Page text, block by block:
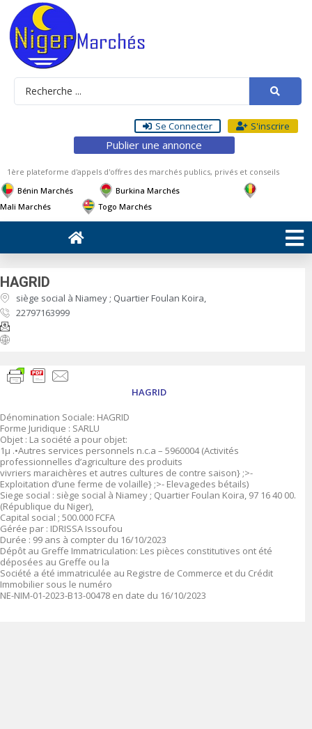
Se Connecter S'inscrire
Publier une annonce
1ère plateforme d'appels d'offres des marchés publics, privés et conseils
Bénin Marchés
Burkina Marchés
Mali Marchés
Togo Marchés
HAGRID
siège social à Niamey ; Quartier Foulan Koira,
22797163999
HAGRID
Dénomination Sociale: HAGRID
Forme Juridique : SARLU
Objet : La société a pour objet:
1μ .•Autres services personnels n.c.a – 5960004 (Activités
professionnelles d’agriculture des produits
vivriers maraichères et autres cultures de contre saison} ;>-
Exploitation d’une ferme de volaille} ;>- Elevagedes bétails)
Siege social : siège social à Niamey ; Quartier Foulan Koira, 97 16 40 00.
(République du Niger),
Capital social ; 500.000 FCFA
Gérée par : IDRISSA Issoufou
Durée : 99 ans à compter du 16/10/2023
Dépôt au Greffe Immatriculation: Les pièces constitutives ont été
déposées au Greffe ou la
Société a été immatriculée au Registre de Commerce et du Crédit
Immobilier sous le numéro
NE-NIM-01-2023-B13-00478 en date du 16/10/2023